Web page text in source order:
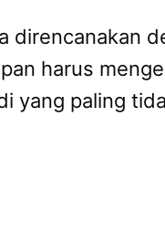
direncanakan
harus
yang paling